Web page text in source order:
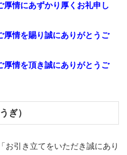
厚情にあずかり厚くお礼申し
厚情を賜り誠にありがとうご
厚情を頂き誠にありがとうご
ぎ）
お引き立てをいただき誠にあり